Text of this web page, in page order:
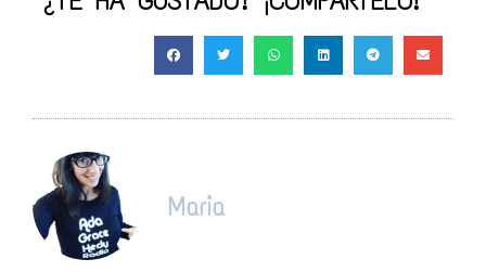
Maria